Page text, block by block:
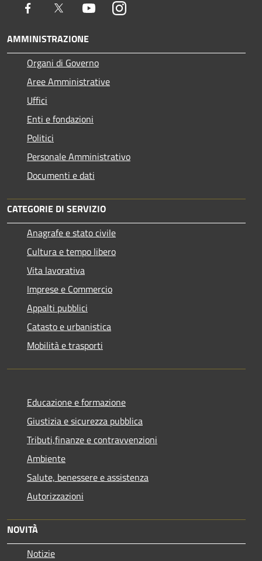
Facebook Twitter YoutubeInstagram
AMMINISTRAZIONE
Organi di Governo
Aree Amministrative
Uffici
Enti e fondazioni
Politici
Personale Amministrativo
Documenti e dati
CATEGORIE DI SERVIZIO
Anagrafe e stato civile
Cultura e tempo libero
Vita lavorativa
Imprese e Commercio
Appalti pubblici
Catasto e urbanistica
Mobilità e trasporti
Educazione e formazione
Giustizia e sicurezza pubblica
Tributi,finanze e contravvenzioni
Ambiente
Salute, benessere e assistenza
Autorizzazioni
NOVITÀ
Notizie